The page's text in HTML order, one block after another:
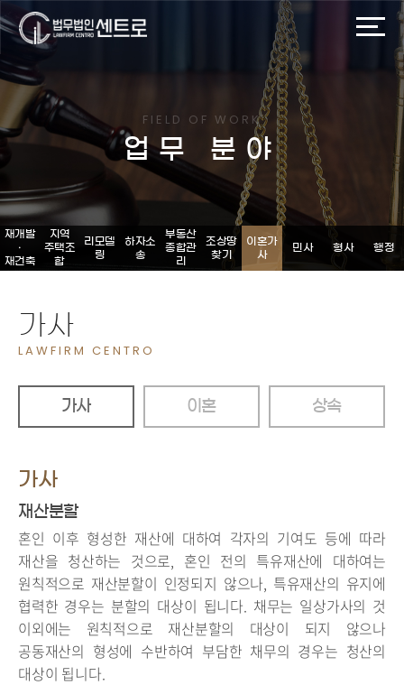
FIELD OF WORK
업무 분야
재개발
ㆍ
재건축
지역
주택조
합
리모델
링
하자소
송
부동산
종합관
리
조상땅
찾기
이혼가
사
민사 형사 행정
가사
가사 이혼 상속
가사
재산분할
혼인 이후 형성한 재산에 대하여 각자의 기여도 등에 따라
재산을 청산하는 것으로, 혼인 전의 특유재산에 대하여는
원칙적으로 재산분할이 인정되지 않으나, 특유재산의 유지에
협력한 경우는 분할의 대상이 됩니다. 채무는 일상가사의 것
이외에는 원칙적으로 재산분할의 대상이 되지 않으나
공동재산의 형성에 수반하여 부담한 채무의 경우는 청산의
대상이 됩니다.